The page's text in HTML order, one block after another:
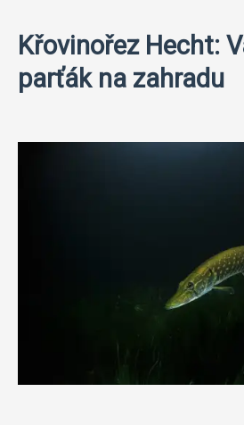
Křovinořez Hecht:
parťák na zahradu